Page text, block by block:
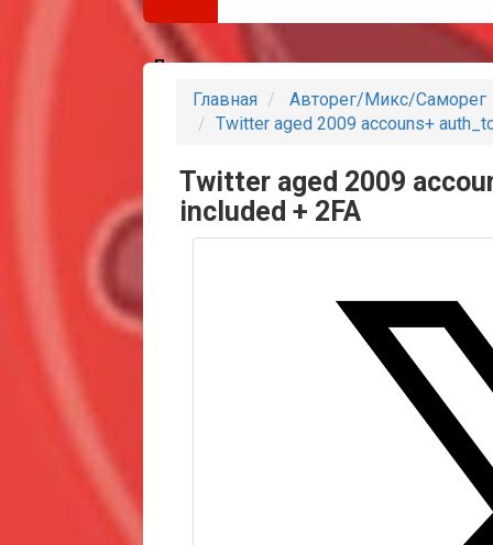
Партнеры
Главная
Авторег/Микс/Саморег
Twitter aged 2009 accouns+
Twitter aged 2009
included + 2FA